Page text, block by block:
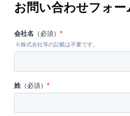
お問い合わせフォー